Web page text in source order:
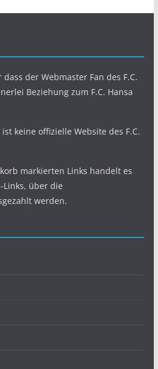
der Webmaster Fan des F.C.
Beziehung zum F.C. Hansa
keine offizielle Website des F.C.
markierten Links handelt es
über die
werden.